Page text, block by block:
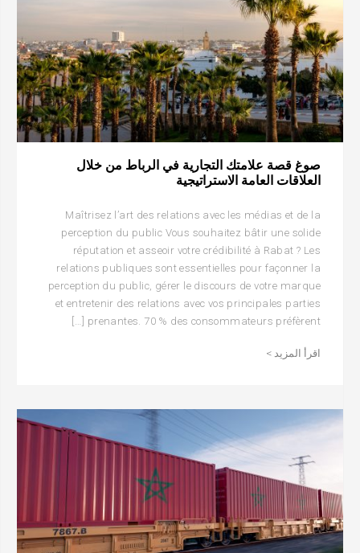
صوغ قصة علامتك التجارية في الرباط من خلال
العلاقات العامة الاستراتيجية
Maîtrisez l’art des relations avec les médias et de la
perception du public Vous souhaitez bâtir une solide
réputation et asseoir votre crédibilité à Rabat ? Les
relations publiques sont essentielles pour façonner la
perception du public, gérer le discours de votre marque
et entretenir des relations avec vos principales parties
prenantes. 70 % des consommateurs préfèrent […]
اقرأ المزيد >